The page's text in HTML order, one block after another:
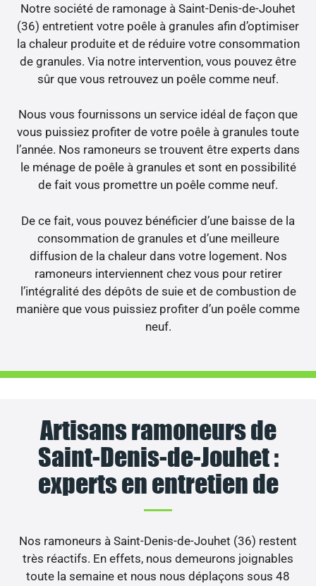
Notre société de ramonage à Saint-Denis-de-Jouhet
(36) entretient votre poêle à granules afin d’optimiser
la chaleur produite et de réduire votre consommation
de granules. Via notre intervention, vous pouvez être
sûr que vous retrouvez un poêle comme neuf.
Nous vous fournissons un service idéal de façon que
vous puissiez profiter de votre poêle à granules toute
l’année. Nos ramoneurs se trouvent être experts dans
le ménage de poêle à granules et sont en possibilité
de fait vous promettre un poêle comme neuf.
De ce fait, vous pouvez bénéficier d’une baisse de la
consommation de granules et d’une meilleure
diffusion de la chaleur dans votre logement. Nos
ramoneurs interviennent chez vous pour retirer
l’intégralité des dépôts de suie et de combustion de
manière que vous puissiez profiter d’un poêle comme
neuf.
Artisans ramoneurs de
Saint-Denis-de-Jouhet :
experts en entretien de
Nos ramoneurs à Saint-Denis-de-Jouhet (36) restent
très réactifs. En effets, nous demeurons joignables
toute la semaine et nous nous déplaçons sous 48